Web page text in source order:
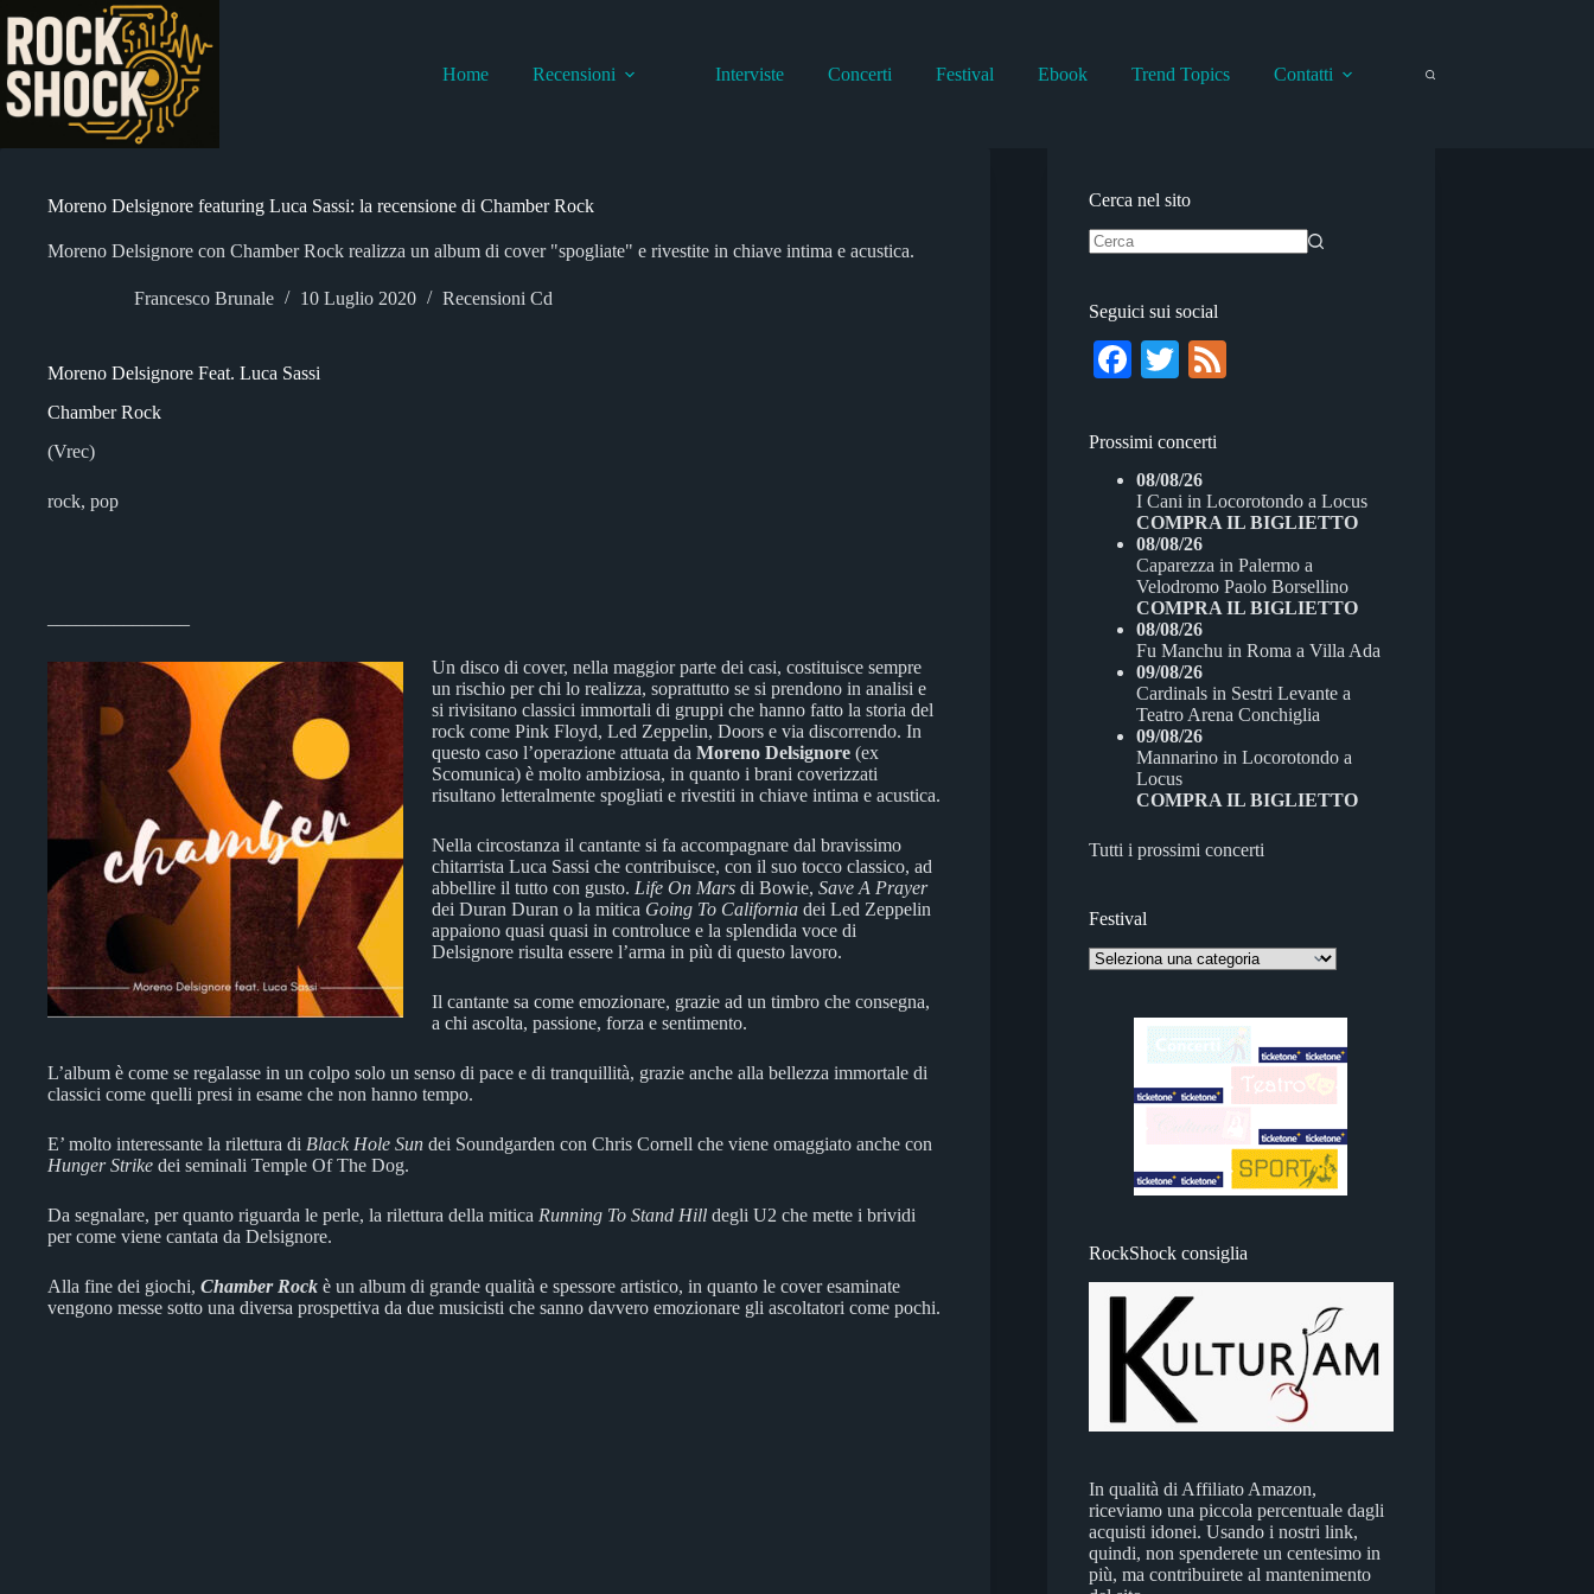
contenuto
Home
Recensioni Interviste Concerti Festival Ebook Trend Topics Contatti
Moreno Delsignore featuring Luca Sassi: la recensione di Chamber Rock
Moreno Delsignore con Chamber Rock realizza un album di cover "spogliate" e rivestite in chiave intima e acustica.
Francesco Brunale 10 Luglio 2020 Recensioni Cd
Moreno Delsignore Feat. Luca Sassi
Chamber Rock
(Vrec)
rock, pop
Un disco di cover, nella maggior parte dei casi, costituisce sempre
un rischio per chi lo realizza, soprattutto se si prendono in analisi e
si rivisitano classici immortali di gruppi che hanno fatto la storia del
rock come Pink Floyd, Led Zeppelin, Doors e via discorrendo. In
questo caso l’operazione attuata da Moreno Delsignore (ex
Scomunica) è molto ambiziosa, in quanto i brani coverizzati
risultano letteralmente spogliati e rivestiti in chiave intima e acustica.
Nella circostanza il cantante si fa accompagnare dal bravissimo
chitarrista Luca Sassi che contribuisce, con il suo tocco classico, ad
abbellire il tutto con gusto. Life On Mars di Bowie, Save A Prayer
dei Duran Duran o la mitica Going To California dei Led Zeppelin
appaiono quasi quasi in controluce e la splendida voce di
Delsignore risulta essere l’arma in più di questo lavoro.
Il cantante sa come emozionare, grazie ad un timbro che consegna,
a chi ascolta, passione, forza e sentimento.
L’album è come se regalasse in un colpo solo un senso di pace e di tranquillità, grazie anche alla bellezza immortale di
classici come quelli presi in esame che non hanno tempo.
E’ molto interessante la rilettura di Black Hole Sun dei Soundgarden con Chris Cornell che viene omaggiato anche con
Hunger Strike dei seminali Temple Of The Dog.
Da segnalare, per quanto riguarda le perle, la rilettura della mitica Running To Stand Hill degli U2 che mette i brividi
per come viene cantata da Delsignore.
Alla fine dei giochi, Chamber Rock è un album di grande qualità e spessore artistico, in quanto le cover esaminate
vengono messe sotto una diversa prospettiva da due musicisti che sanno davvero emozionare gli ascoltatori come pochi.
Cerca nel sito
Seguici sui social
Fa
bo
ok
T
tte
r
Prossimi concerti
08/08/26
I Cani inLocorotondo a Locus
COMPRA IL BIGLIETTO
08/08/26
Caparezza inPalermo a
Velodromo Paolo Borsellino
COMPRA IL BIGLIETTO
08/08/26
Fu Manchu inRoma a Villa Ada
09/08/26
Cardinals in Sestri Levante a
Teatro Arena Conchiglia
09/08/26
Mannarino inLocorotondo a
Locus
COMPRA IL BIGLIETTO
Tutti i prossimi concerti
Festival
RockShock consiglia
In qualità di Affiliato Amazon,
riceviamo una piccola percentuale dagli
acquisti idonei. Usando i nostri link,
quindi, non spenderete un centesimo in
più, ma contribuirete al mantenimento